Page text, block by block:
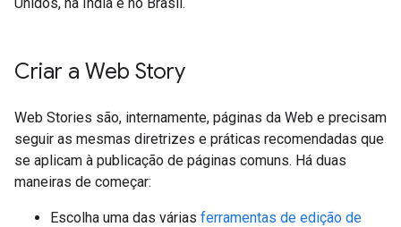
Criar a Web Story
Web Stories são, internamente, páginas da Web e precisam
seguir as mesmas diretrizes e práticas recomendadas que
se aplicam à publicação de páginas comuns. Há duas
maneiras de começar:
Escolha uma das várias ferramentas de edição de